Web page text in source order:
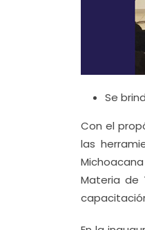
Se
Con el
las
Materia de